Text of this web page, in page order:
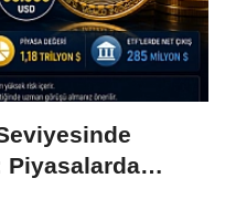
Piyasalarda